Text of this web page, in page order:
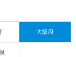
大阪府